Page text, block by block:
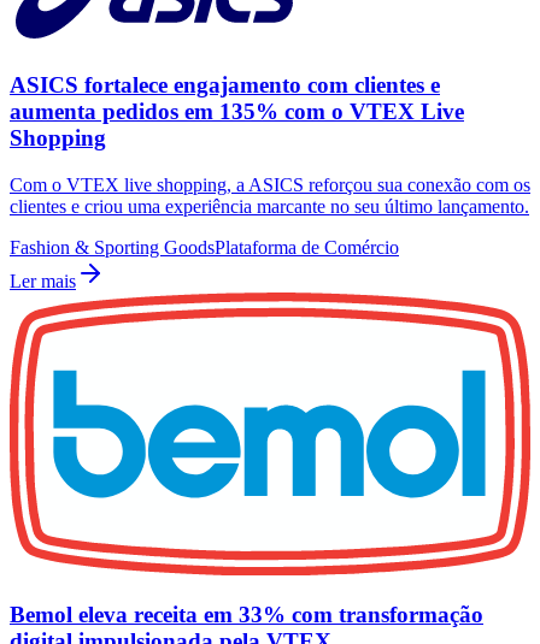
ASICS fortalece engajamento com clientes e
aumenta pedidos em 135% com o VTEX Live
Shopping
Com o VTEX live shopping, a ASICS reforçou sua conexão com os
clientes e criou uma experiência marcante no seu último lançamento.
Fashion & Sporting GoodsPlataforma de Comércio
Ler mais
Bemol eleva receita em 33% com transformação